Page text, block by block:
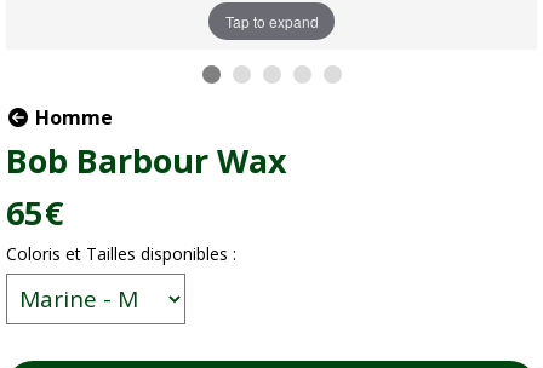
Tap to expand
Homme
Bob Barbour Wax
65€
Coloris et Tailles disponibles :